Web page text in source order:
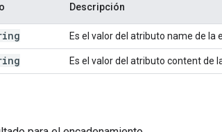
Descripción
Es el valor del atributo name de la
Es el valor del atributo content de